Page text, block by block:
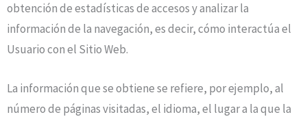
obtención de estadísticas de accesos y analizar la
información de la navegación, es decir, cómo interactúa el
Usuario con el Sitio Web.
La información que se obtiene se refiere, por ejemplo, al
número de páginas visitadas, el idioma, el lugar a la que la